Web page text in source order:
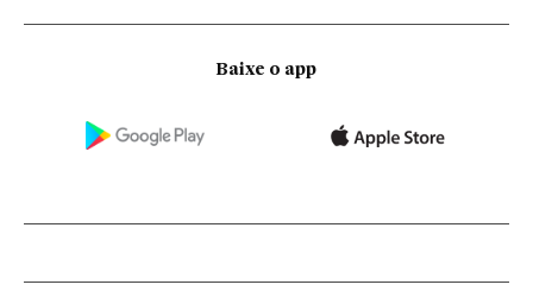
Baixe o app